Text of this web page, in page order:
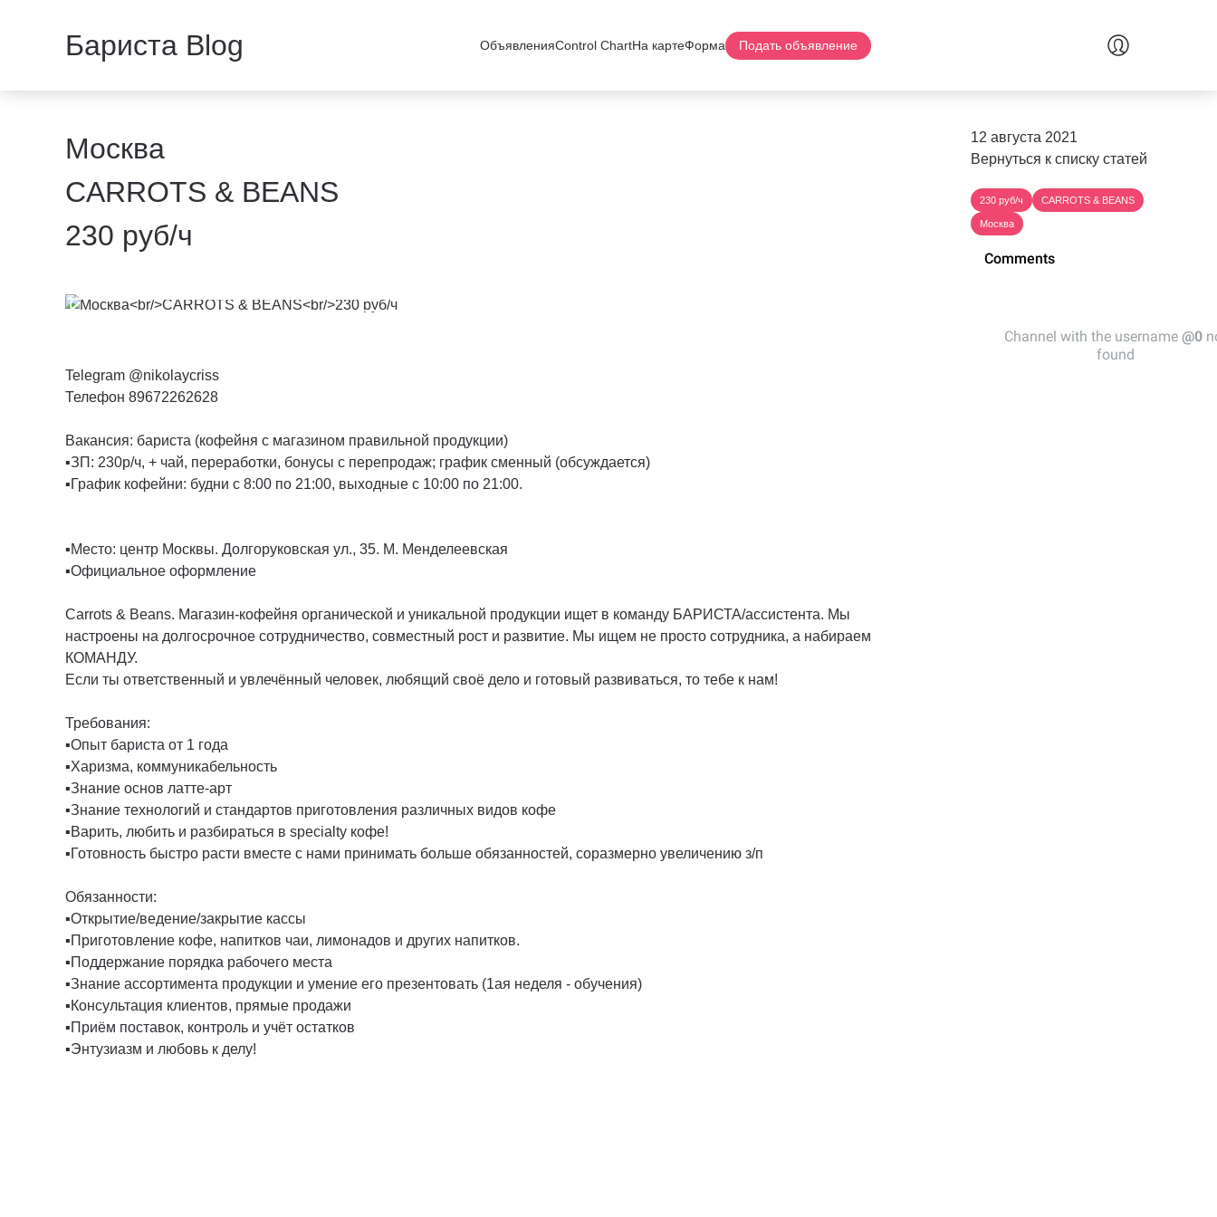
Бариста Blog ОбъявленияControl ChartНа картеФорма Подать объявление
Москва
CARROTS & BEANS
230 руб/ч
Telegram @nikolaycriss
Телефон 89672262628
Вакансия: бариста (кофейня с магазином правильной продукции)
▪️ЗП: 230р/ч, + чай, переработки, бонусы с перепродаж; график сменный (обсуждается)
▪️График кофейни: будни с 8:00 по 21:00, выходные с 10:00 по 21:00.
▪️Место: центр Москвы. Долгоруковская ул., 35. М. Менделеевская
▪️Официальное оформление
Carrots & Beans. Магазин-кофейня органической и уникальной продукции ищет в команду БАРИСТА/ассистента. Мы
настроены на долгосрочное сотрудничество, совместный рост и развитие. Мы ищем не просто сотрудника, а набираем
КОМАНДУ.
Если ты ответственный и увлечённый человек, любящий своё дело и готовый развиваться, то тебе к нам!
Требования:
▪️Опыт бариста от 1 года
▪️Харизма, коммуникабельность
▪️Знание основ латте-арт
▪️Знание технологий и стандартов приготовления различных видов кофе
▪️Варить, любить и разбираться в specialty кофе!
▪️Готовность быстро расти вместе с нами принимать больше обязанностей, соразмерно увеличению з/п
Обязанности:
▪️Открытие/ведение/закрытие кассы
▪️Приготовление кофе, напитков чаи, лимонадов и других напитков.
▪️Поддержание порядка рабочего места
▪️Знание ассортимента продукции и умение его презентовать (1ая неделя - обучения)
▪️Консультация клиентов, прямые продажи
▪️Приём поставок, контроль и учёт остатков
▪️Энтузиазм и любовь к делу!
12 августа 2021
Вернуться к списку статей
230 руб/ч CARROTS & BEANS
Москва